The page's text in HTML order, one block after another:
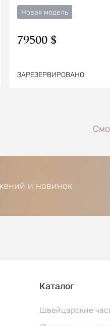
Новая модель
79500 $
ЗАРЕЗЕРВИРОВАНО
и новинок
Каталог
Швейцарские